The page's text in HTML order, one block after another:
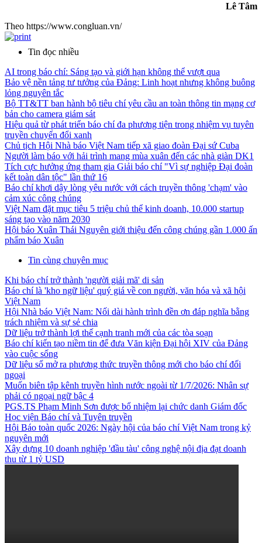
Lê Tâm
Theo https://www.congluan.vn/
Tin đọc nhiều
AI trong báo chí: Sáng tạo và giới hạn không thể vượt qua
Bảo vệ nền tảng tư tưởng của Đảng: Linh hoạt nhưng không buông
lỏng nguyên tắc
Bộ TT&TT ban hành bộ tiêu chí yêu cầu an toàn thông tin mạng cơ
bản cho camera giám sát
Hiệu quả từ phát triển báo chí đa phương tiện trong nhiệm vụ tuyên
truyền chuyển đổi xanh
Chủ tịch Hội Nhà báo Việt Nam tiếp xã giao đoàn Đại sứ Cuba
Người làm báo với hải trình mang mùa xuân đến các nhà giàn DK1
Tích cực hưởng ứng tham gia Giải báo chí "Vì sự nghiệp Đại đoàn
kết toàn dân tộc" lần thứ 16
Báo chí khơi dậy lòng yêu nước với cách truyền thông 'chạm' vào
cảm xúc công chúng
Việt Nam đặt mục tiêu 5 triệu chủ thể kinh doanh, 10.000 startup
sáng tạo vào năm 2030
Hội báo Xuân Thái Nguyên giới thiệu đến công chúng gần 1.000 ấn
phẩm báo Xuân
Tin cùng chuyên mục
Khi báo chí trở thành 'người giải mã' di sản
Báo chí là 'kho ngữ liệu' quý giá về con người, văn hóa và xã hội
Việt Nam
Hội Nhà báo Việt Nam: Nối dài hành trình đền ơn đáp nghĩa bằng
trách nhiệm và sự sẻ chia
Dữ liệu trở thành lợi thế cạnh tranh mới của các tòa soạn
Báo chí kiến tạo niềm tin để đưa Văn kiện Đại hội XIV của Đảng
vào cuộc sống
Dữ liệu số mở ra phương thức truyền thông mới cho báo chí đối
ngoại
Muốn biên tập kênh truyền hình nước ngoài từ 1/7/2026: Nhân sự
phải có ngoại ngữ bậc 4
PGS.TS Phạm Minh Sơn được bổ nhiệm lại chức danh Giám đốc
Học viện Báo chí và Tuyên truyền
Hội Báo toàn quốc 2026: Ngày hội của báo chí Việt Nam trong kỷ
nguyên mới
Xây dựng 10 doanh nghiệp 'đầu tàu' công nghệ nội địa đạt doanh
thu từ 1 tỷ USD